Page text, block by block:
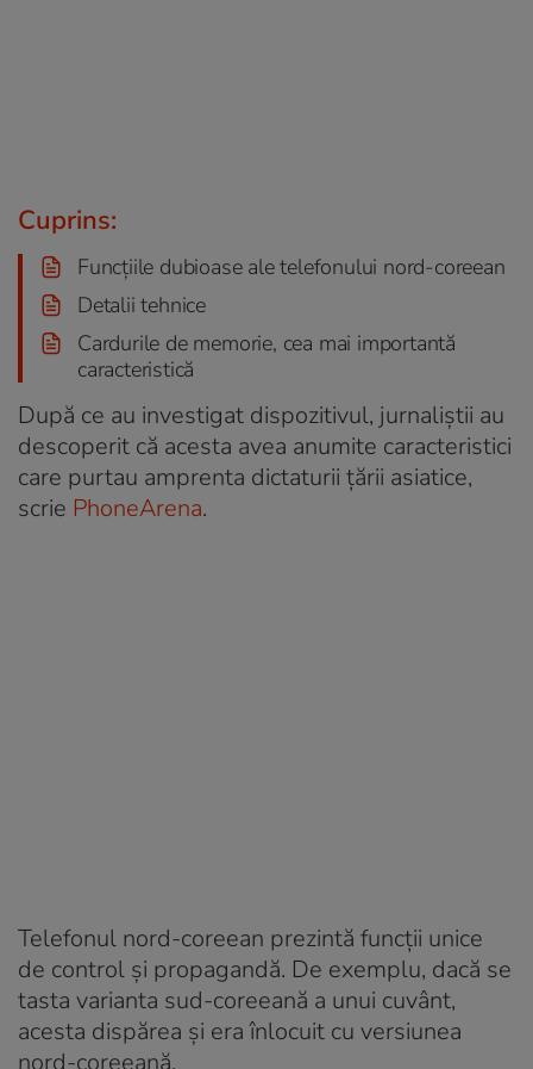
Cuprins:
Funcțiile dubioase ale telefonului nord-coreean
Detalii tehnice
Cardurile de memorie, cea mai importantă
caracteristică
După ce au investigat dispozitivul, jurnaliștii au
descoperit că acesta avea anumite caracteristici
care purtau amprenta dictaturii țării asiatice,
scrie PhoneArena.
Telefonul nord-coreean prezintă funcții unice
de control și propagandă. De exemplu, dacă se
tasta varianta sud-coreeană a unui cuvânt,
acesta dispărea și era înlocuit cu versiunea
nord-coreeană.